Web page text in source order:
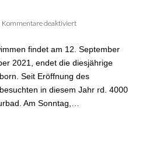
Kommentare deaktiviert
Freibadsaison am 5.
September
findet am 12. September
2021, endet die diesjährige
Seit Eröffnung des
in diesem Jahr rd. 4000
Am Sonntag,…